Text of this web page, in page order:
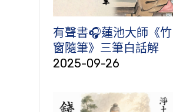
有聲書🎧蓮池大師《竹
窗隨筆》三筆白話解
2025-09-26